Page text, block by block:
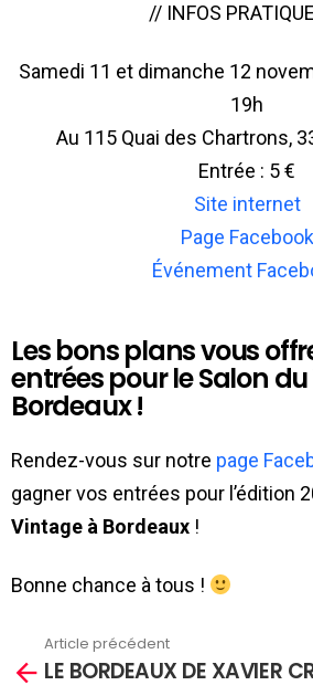
// INFOS
Samedi 11 et dimanche 12
19h
Au 115 Quai des Chartrons,
Entrée : 5 €
Site internet
Page Facebook
Événement
Les bons plans vous
entrées pour le Salon
Bordeaux !
Rendez-vous sur notre page
gagner vos entrées pour l’édition
Vintage à Bordeaux !
Bonne chance à tous !
savoir
Article précédent
LE BORDEAUX DE XAVIER